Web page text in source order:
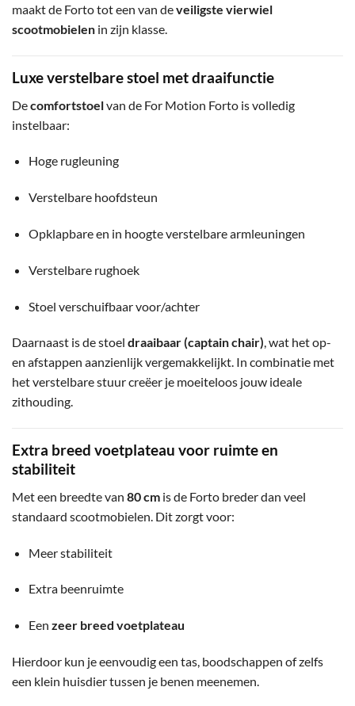
maakt de Forto tot een van deveiligste vierwiel
scootmobielen in zijn klasse.
Luxe verstelbare stoel met draaifunctie
Decomfortstoelvan de For Motion Forto is volledig
instelbaar:
Hoge rugleuning
Verstelbare hoofdsteun
Opklapbare en in hoogte verstelbare armleuningen
Verstelbare rughoek
Stoel verschuifbaar voor/achter
Daarnaast is de stoel draaibaar (captain chair), wat het op-
en afstappen aanzienlijk vergemakkelijkt. In combinatie met
het verstelbare stuur creëer je moeiteloos jouw ideale
zithouding.
Extra breed voetplateau voor ruimte en
stabiliteit
Met een breedte van 80 cm is de Forto breder dan veel
standaard scootmobielen. Dit zorgt voor:
Meer stabiliteit
Extra beenruimte
Een zeer breed voetplateau
Hierdoor kun je eenvoudig een tas, boodschappen of zelfs
een klein huisdier tussen je benen meenemen.